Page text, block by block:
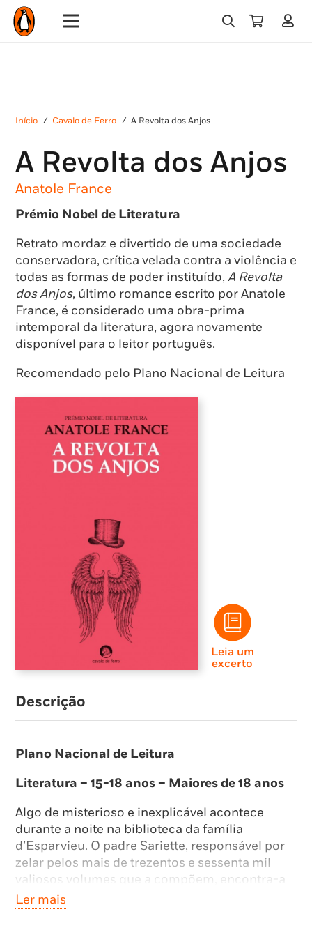
Início / Cavalo de Ferro / A Revolta dos Anjos
A Revolta dos Anjos
Anatole France
Prémio Nobel de Literatura
Retrato mordaz e divertido de uma sociedade
conservadora, crítica velada contra a violência e
todas as formas de poder instituído, A Revolta
dos Anjos, último romance escrito por Anatole
France, é considerado uma obra-prima
intemporal da literatura, agora novamente
disponível para o leitor português.
Recomendado pelo Plano Nacional de Leitura
Leia um
excerto
Descrição
Plano Nacional de Leitura
Literatura – 15-18 anos – Maiores de 18 anos
Algo de misterioso e inexplicável acontece
durante a noite na biblioteca da família
d’Esparvieu. O padre Sariette, responsável por
zelar pelos mais de trezentos e sessenta mil
valiosos volumes que a compõem, encontra-a
de manhã cedo sempre em total desordem:
prateleiras vazias, livros espalhados ou
Ler mais